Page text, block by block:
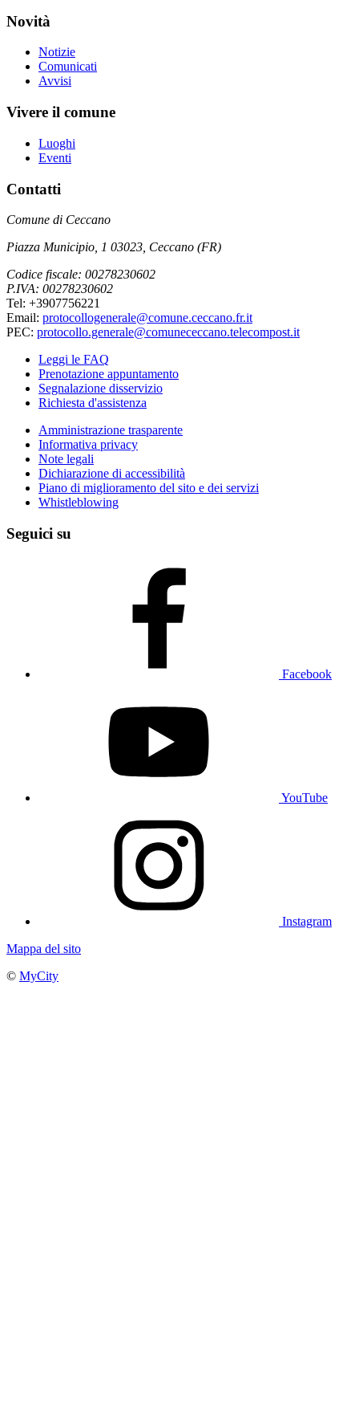
Novità
Notizie
Comunicati
Avvisi
Vivere il comune
Luoghi
Eventi
Contatti
Comune di Ceccano
Piazza Municipio, 1 03023, Ceccano (FR)
Codice fiscale: 00278230602
P.IVA: 00278230602
Tel: +3907756221
Email: protocollogenerale@comune.ceccano.fr.it
PEC: protocollo.generale@comunececcano.telecompost.it
Leggi le FAQ
Prenotazione appuntamento
Segnalazione disservizio
Richiesta d'assistenza
Amministrazione trasparente
Informativa privacy
Note legali
Dichiarazione di accessibilità
Piano di miglioramento del sito e dei servizi
Whistleblowing
Seguici su
Facebook
YouTube
Instagram
Mappa del sito
© MyCity